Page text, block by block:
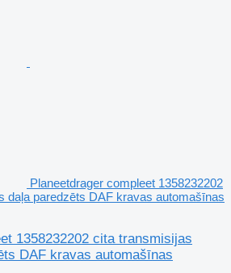
Planeetdrager compleet 1358232202
daļa paredzēts DAF kravas automašīnas
1358232202 cita transmisijas
DAF kravas automašīnas